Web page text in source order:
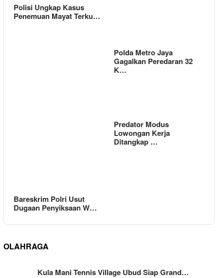
Polisi Ungkap Kasus
Penemuan Mayat Terku…
Polda Metro Jaya
Gagalkan Peredaran 32
K…
Bareskrim Polri Usut
Dugaan Penyiksaan W…
Predator Modus
Lowongan Kerja
Ditangkap …
OLAHRAGA
Kula Mani Tennis Village Ubud Siap Grand…